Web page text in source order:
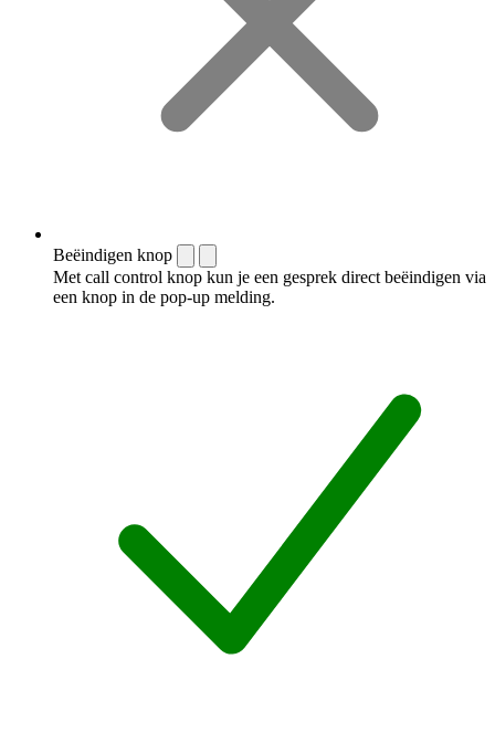
Beëindigen knop
Met call control knop kun je een gesprek direct beëindigen via
een knop in de pop-up melding.